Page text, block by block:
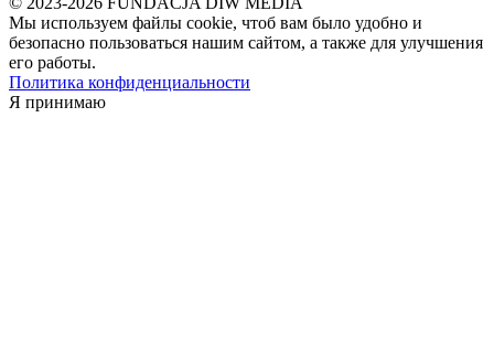
Мы используем файлы cookie, чтоб вам было удобно и
безопасно пользоваться нашим сайтом, а также для улучшения
его работы.
Политика конфиденциальности
Я принимаю